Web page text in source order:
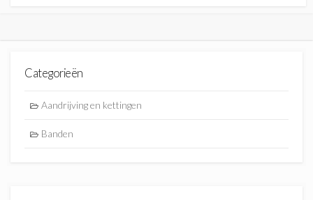
Categorieën
Aandrijving en kettingen
Banden